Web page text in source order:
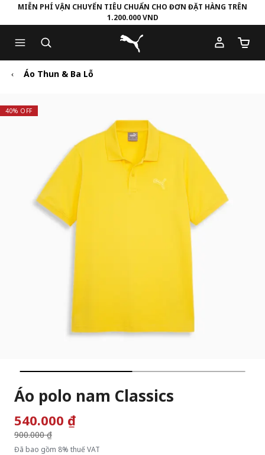
to
Main
content
to
Footer
Content
MIỄN PHÍ VẬN CHUYỂN TIÊU CHUẨN CHO ĐƠN ĐẶT HÀNG TRÊN
1.200.000 VND
Puma Trang chủ
Số
Áo Thun & Ba Lỗ
40% OFF
Áo polo nam Classics
540.000 ₫Giá giảm từ
900.000 ₫
đến
Đã bao gồm 8% thuế VAT